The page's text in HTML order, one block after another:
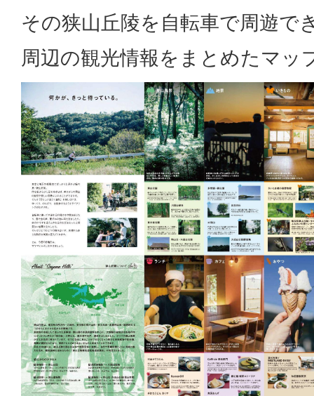
その狭山丘陵を自転車で周遊で
周辺の観光情報をまとめたマッ